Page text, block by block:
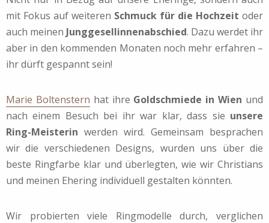
mit Fokus auf weiteren Schmuck für die Hochzeit oder
auch meinen Junggesellinnenabschied. Dazu werdet ihr
aber in den kommenden Monaten noch mehr erfahren –
ihr dürft gespannt sein!
Marie Boltenstern hat ihre Goldschmiede in Wien und
nach einem Besuch bei ihr war klar, dass sie unsere
Ring-Meisterin werden wird. Gemeinsam besprachen
wir die verschiedenen Designs, wurden uns über die
beste Ringfarbe klar und überlegten, wie wir Christians
und meinen Ehering individuell gestalten könnten.
Wir probierten viele Ringmodelle durch, verglichen